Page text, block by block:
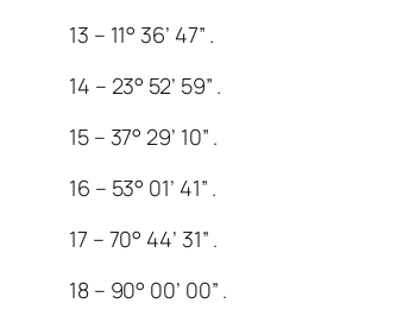
13 – 11° 36’ 47” .
14 – 23° 52’ 59” .
15 – 37° 29’ 10” .
16 – 53° 01’ 41” .
17 – 70° 44’ 31” .
18 – 90° 00’ 00” .